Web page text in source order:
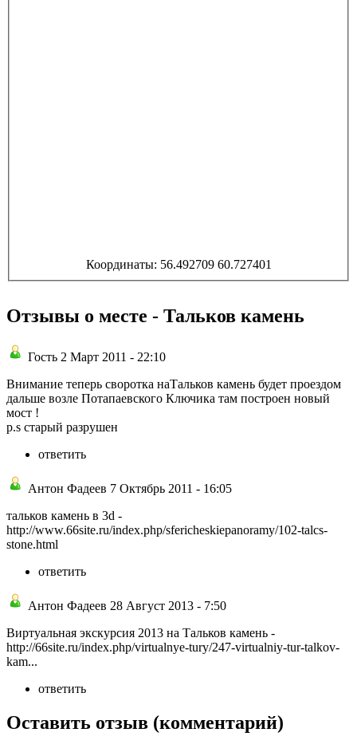
Координаты: 56.492709 60.727401
Отзывы о месте - Тальков камень
Гость 2 Март 2011 - 22:10
Внимание теперь своротка наТальков камень будет проездом
дальше возле Потапаевского Ключика там построен новый
мост !
p.s старый разрушен
ответить
Антон Фадеев 7 Октябрь 2011 - 16:05
тальков камень в 3d -
http://www.66site.ru/index.php/sfericheskiepanoramy/102-talcs-
stone.html
ответить
Антон Фадеев 28 Август 2013 - 7:50
Виртуальная экскурсия 2013 на Тальков камень -
http://66site.ru/index.php/virtualnye-tury/247-virtualniy-tur-talkov-
kam...
ответить
Оставить отзыв (комментарий)